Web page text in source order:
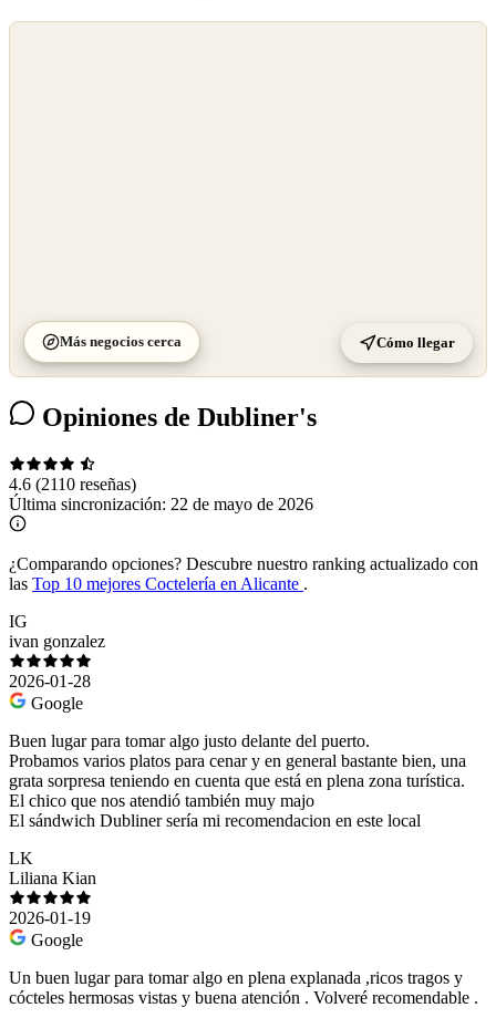
Más negocios cerca Cómo llegar
Opiniones de Dubliner's
4.6 (2110 reseñas)
Última sincronización: 22 de mayo de 2026
¿Comparando opciones? Descubre nuestro ranking actualizado con
las Top 10 mejores Coctelería en Alicante .
IG
ivan gonzalez
2026-01-28
Google
Buen lugar para tomar algo justo delante del puerto.
Probamos varios platos para cenar y en general bastante bien, una
grata sorpresa teniendo en cuenta que está en plena zona turística.
El chico que nos atendió también muy majo
El sándwich Dubliner sería mi recomendacion en este local
LK
Liliana Kian
2026-01-19
Google
Un buen lugar para tomar algo en plena explanada ,ricos tragos y
cócteles hermosas vistas y buena atención . Volveré recomendable .